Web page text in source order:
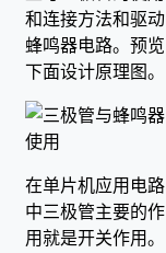
和连接方法和驱动
蜂鸣器电路。预览
下面设计原理图。
在单片机应用电路
中三极管主要的作
用就是开关作用。